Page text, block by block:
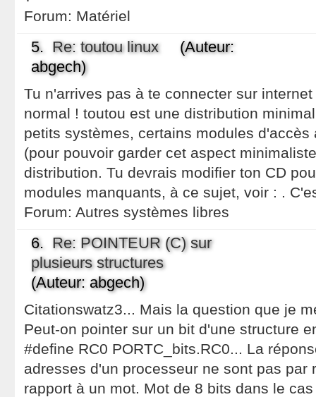
Forum: Matériel
5. Re: toutou linux(Auteur:
abgech)
Tu n'arrives pas à te connecter sur
normal ! toutou est une distribution
petits systèmes, certains modules d'accès
(pour pouvoir garder cet aspect
distribution. Tu devrais modifier ton CD
modules manquants, à ce sujet, voir : .
Forum: Autres systèmes libres
6. Re: POINTEUR (C) sur
plusieurs structures
(Auteur: abgech)
Citationswatz3... Mais la question que je
Peut-on pointer sur un bit d'une structure
#define RC0 PORTC_bits.RC0... La
adresses d'un processeur ne sont pas par
rapport à un mot. Mot de 8 bits dans le